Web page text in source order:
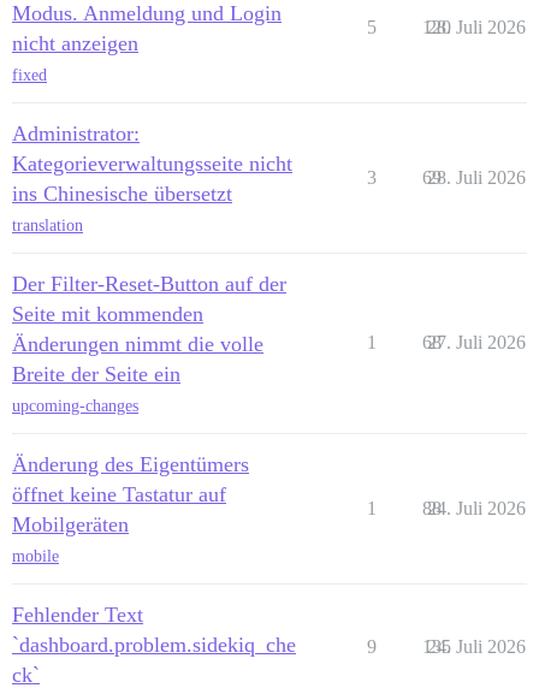
Modus. Anmeldung und Login
nicht anzeigen
fixed
5 120
28. Juli 2026
Administrator:
Kategorieverwaltungsseite nicht
ins Chinesische übersetzt
translation
3 69
28. Juli 2026
Der Filter-Reset-Button auf der
Seite mit kommenden
Änderungen nimmt die volle
Breite der Seite ein
upcoming-changes
1 68
27. Juli 2026
Änderung des Eigentümers
öffnet keine Tastatur auf
Mobilgeräten
mobile
1 88
24. Juli 2026
Fehlender Text
`dashboard.problem.sidekiq_che
ck`
9 135
24. Juli 2026